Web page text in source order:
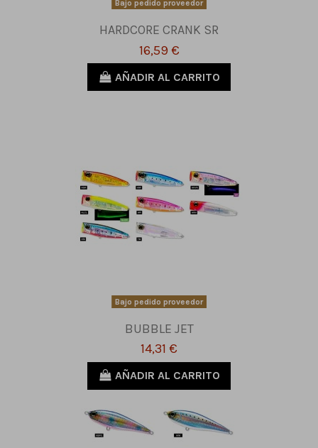
Bajo pedido proveedor
HARDCORE CRANK SR
16,59 €
AÑADIR AL CARRITO
Bajo pedido proveedor
BUBBLE JET
14,31 €
AÑADIR AL CARRITO